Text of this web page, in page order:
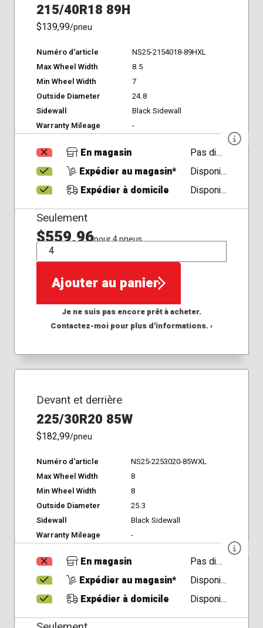
215/40R18 89H
$139,99/pneu
Numéro d'article
NS25-2154018-89HXL
Max Wheel Width
8.5
Min Wheel Width
7
Outside Diameter
24.8
Sidewall
Black Sidewall
Warranty Mileage
-
En magasin
Pas disponible
Expédier au magasin*
Disponible
Expédier à domicile
Disponible
Seulement
$559,96pour 4 pneus
QTÉ
Ajouter au panier
Je ne suis pas encore prêt à acheter.
Contactez-moi pour plus d'informations. ›
Devant et derrière
225/30R20 85W
$182,99/pneu
Numéro d'article
NS25-2253020-85WXL
Max Wheel Width
8
Min Wheel Width
8
Outside Diameter
25.3
Sidewall
Black Sidewall
Warranty Mileage
-
En magasin
Pas disponible
Expédier au magasin*
Disponible
Expédier à domicile
Disponible